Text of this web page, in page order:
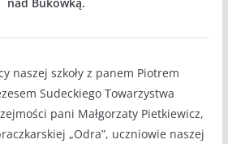
naszej szkoły z panem Piotrem
Sudeckiego Towarzystwa
pani Małgorzaty Pietkiewicz,
„Odra”, uczniowie naszej